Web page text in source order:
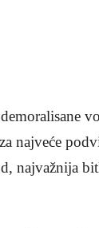
najveće
najvažnija